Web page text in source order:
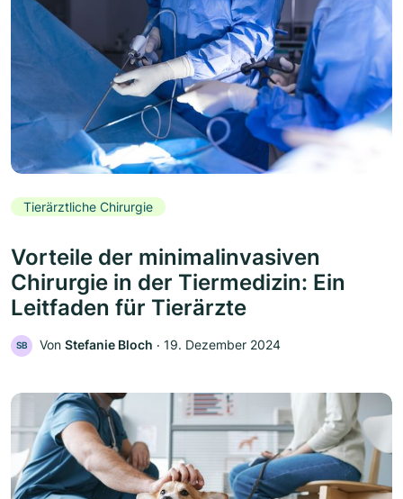
Tierärztliche Chirurgie
Vorteile der minimalinvasiven
Chirurgie in der Tiermedizin: Ein
Leitfaden für Tierärzte
SB Von Stefanie Bloch ‧ 19. Dezember 2024